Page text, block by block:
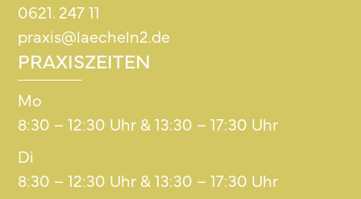
0621. 247 11
praxis@laecheln2.de
PRAXISZEITEN
Mo
8:30 – 12:30 Uhr & 13:30 – 17:30 Uhr
Di
8:30 – 12:30 Uhr & 13:30 – 17:30 Uhr